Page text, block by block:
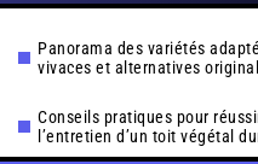
Panorama des variétés
vivaces et alternatives
Conseils pratiques pour
l’entretien d’un toit végétal